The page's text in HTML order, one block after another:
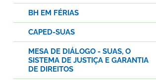
BH EM FÉRIAS
CAPED-SUAS
MESA DE DIÁLOGO - SUAS, O
SISTEMA DE JUSTIÇA E GARANTIA
DE DIREITOS